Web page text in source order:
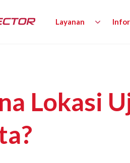
Layanan
Lokasi